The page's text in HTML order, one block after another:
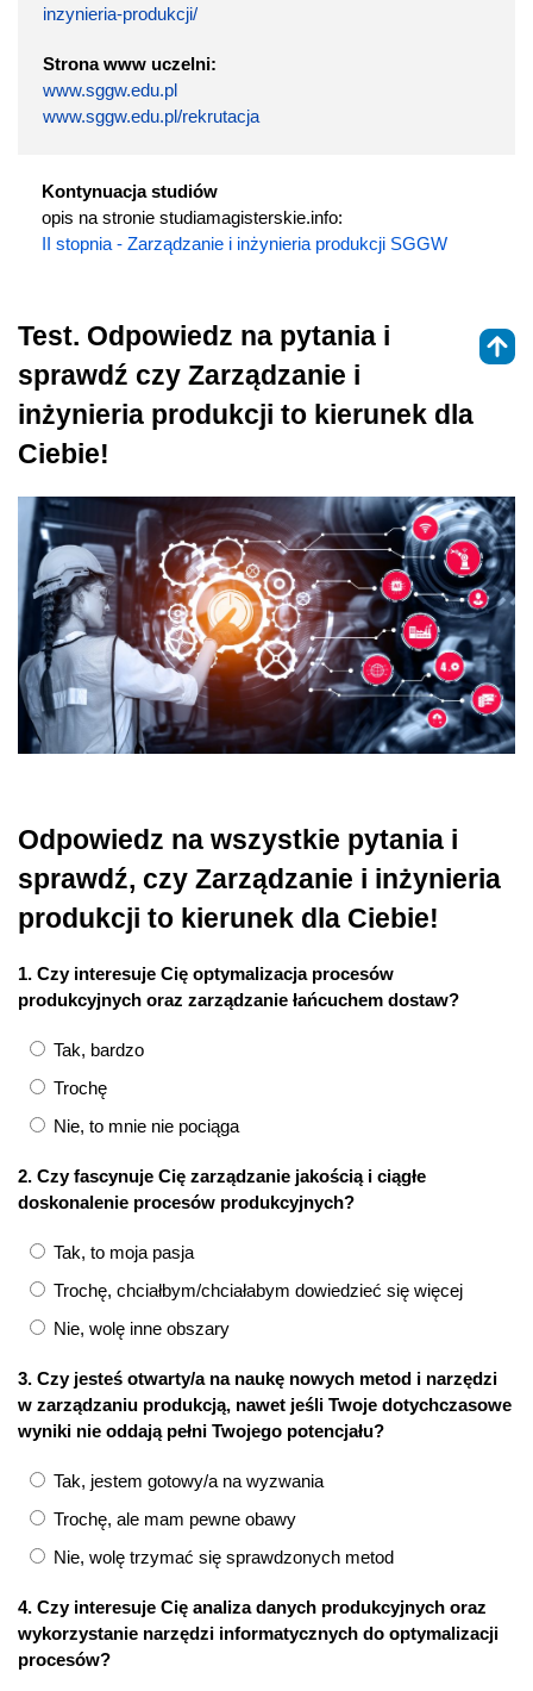
inzynieria-produkcji/
Strona www uczelni:
www.sggw.edu.pl
www.sggw.edu.pl/rekrutacja
Kontynuacja studiów
opis na stronie studiamagisterskie.info:
II stopnia - Zarządzanie i inżynieria produkcji SGGW
Test. Odpowiedz na pytania i
sprawdź czy Zarządzanie i
inżynieria produkcji to kierunek dla
Ciebie!
Odpowiedz na wszystkie pytania i
sprawdź, czy Zarządzanie i inżynieria
produkcji to kierunek dla Ciebie!
1. Czy interesuje Cię optymalizacja procesów
produkcyjnych oraz zarządzanie łańcuchem dostaw?
Tak, bardzo
Trochę
Nie, to mnie nie pociąga
2. Czy fascynuje Cię zarządzanie jakością i ciągłe
doskonalenie procesów produkcyjnych?
Tak, to moja pasja
Trochę, chciałbym/chciałabym dowiedzieć się więcej
Nie, wolę inne obszary
3. Czy jesteś otwarty/a na naukę nowych metod i narzędzi
w zarządzaniu produkcją, nawet jeśli Twoje dotychczasowe
wyniki nie oddają pełni Twojego potencjału?
Tak, jestem gotowy/a na wyzwania
Trochę, ale mam pewne obawy
Nie, wolę trzymać się sprawdzonych metod
4. Czy interesuje Cię analiza danych produkcyjnych oraz
wykorzystanie narzędzi informatycznych do optymalizacji
procesów?